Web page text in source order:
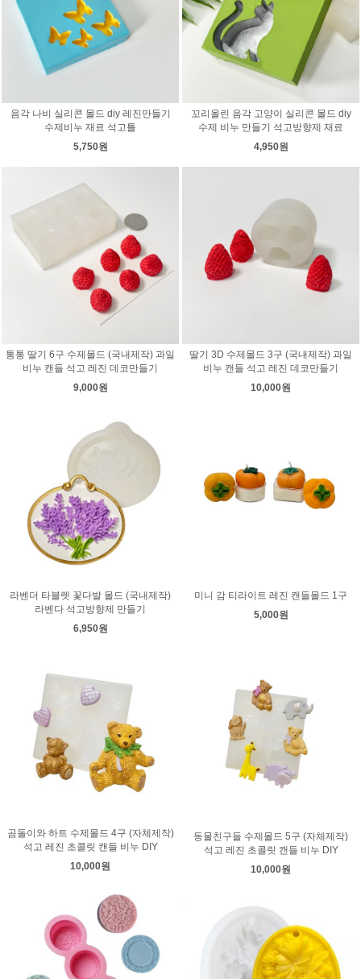
음각 나비 실리콘 몰드 diy 레진만들기
수제비누 재료 석고틀
5,750원
꼬리올린 음각 고양이 실리콘 몰드 diy
수제 비누 만들기 석고방향제 재료
4,950원
통통 딸기 6구 수제몰드 (국내제작) 과일
비누 캔들 석고 레진 데코만들기
9,000원
딸기 3D 수제몰드 3구 (국내제작) 과일
비누 캔들 석고 레진 데코만들기
10,000원
라벤더 타블렛 꽃다발 몰드 (국내제작)
라벤다 석고방향제 만들기
6,950원
미니 감 티라이트 레진 캔들몰드 1구
5,000원
곰돌이와 하트 수제몰드 4구 (자체제작)
석고 레진 초콜릿 캔들 비누 DIY
10,000원
동물친구들 수제몰드 5구 (자체제작)
석고 레진 초콜릿 캔들 비누 DIY
10,000원